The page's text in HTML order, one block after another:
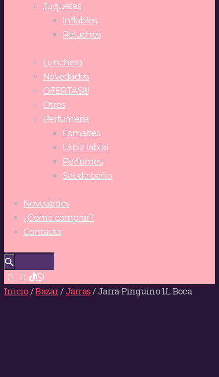
Juguetes
Inflables
Peluches
Lunchera
Novedades
OFERTAS!!!!
Otros
Perfumería
Esmaltes
Lápiz labial
Perfumes
Set de baño
Novedades
¿Cómo comprar?
Contacto
Inicio/Bazar/ Jarras/ Jarra Pinguino 1L Boca